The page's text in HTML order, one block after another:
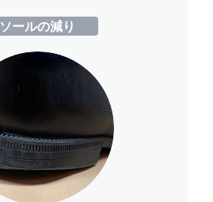
ソールの減り